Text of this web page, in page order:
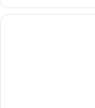
เกี่ยว
กับ
ห้อง